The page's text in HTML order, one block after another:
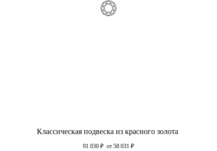
Классическая подвеска из красного золота
91 030 ₽ от 58 031 ₽